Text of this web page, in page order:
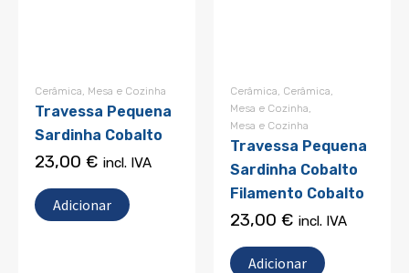
Cerâmica, Mesa e Cozinha
Travessa Pequena
Sardinha Cobalto
23,00 € incl. IVA
Adicionar
Cerâmica, Cerâmica,
Mesa e Cozinha,
Mesa e Cozinha
Travessa Pequena
Sardinha Cobalto
Filamento Cobalto
23,00 € incl. IVA
Adicionar